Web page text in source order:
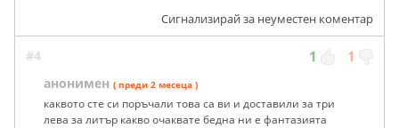
Сигнализирай за неуместен коментар
#4 1 1
анонимен ( преди 2 месеца )
каквото сте си поръчали това са ви и доставили за три
лева за литър какво очаквате бедна ни е фантазията